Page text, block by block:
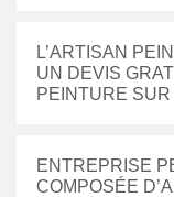
L’ARTISAN
UN DEVIS
PEINTURE
ENTREPRISE
COMPOSÉE